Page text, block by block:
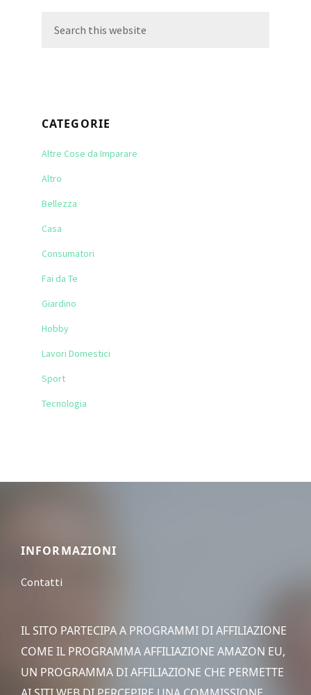
this
CATEGORIE
Altre Cose da Imparare
Altro
Bellezza
Casa
Consumatori
Fai da Te
Giardino
Hobby
Lavori Domestici
Sport
Tecnologia
Footer
INFORMAZIONI
Contatti
IL SITO PARTECIPA A PROGRAMMI DI AFFILIAZIONE
COME IL PROGRAMMA AFFILIAZIONE AMAZON EU,
UN PROGRAMMA DI AFFILIAZIONE CHE PERMETTE